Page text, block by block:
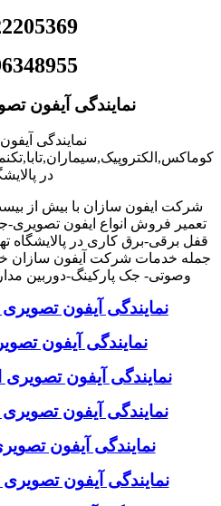
نمایندگی آیفون
نمایندگی
در
شرکت ایفون سازان با بیش از
تعمیر فروش انواع ایفون تصویری-
قفل برقی-برق کاری در پالایشگاه
جمله خدمات شرکت آیفون سازان
وصوتی- جک پارکینگ-دوربین
نمایندگی آیفون
نمایندگی آیفون
نمایندگی آیفون تصویری
نمایندگی آیفون تصویری
نمایندگی آیفون
نمایندگی آیفون